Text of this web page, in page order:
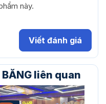
này.
Viết đánh giá
liên quan